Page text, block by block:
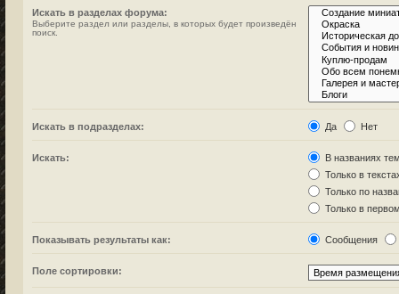
Искать в разделах форума:
Выберите раздел или разделы, в которых будет произведён
поиск.
Искать в подразделах: Да Нет
Искать:
В названиях
Только в
Только по
Только в
Показывать результаты как: Сообщения
Поле сортировки: